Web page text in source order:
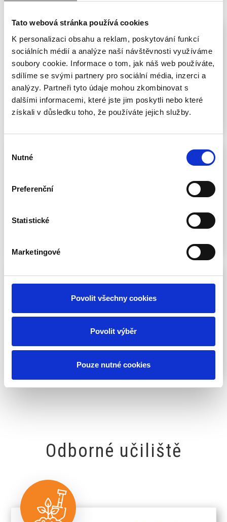
Tato webová stránka používá cookies
K personalizaci obsahu a reklam, poskytování funkcí
sociálních médií a analýze naší návštěvnosti využíváme
soubory cookie. Informace o tom, jak náš web používáte,
sdílíme se svými partnery pro sociální média, inzerci a
analýzy. Partneři tyto údaje mohou zkombinovat s
dalšími informacemi, které jste jim poskytli nebo které
získali v důsledku toho, že používáte jejich služby.
souhlasu
Nutné
Preferenční
Statistické
Marketingové
Povolit všechny cookies
Povolit výběr
Pouze nutné cookies
Zahradník
Obor se zaměřuje na pěstování rostlin, péči o zahrady a
krajinu.
Více informací
Krejčí
Studenti získají dovednosti v šití a úpravě oděvů na míru
Více informací
Příprava studentů na založení a vedení vlastní firmy v
různých oblastech podnikání.
Odborné učiliště